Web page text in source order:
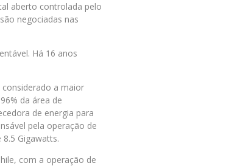
aberto controlada pelo
negociadas nas
Há 16 anos
a maior
da área de
de energia para
pela operação de
Gigawatts.
com a operação de